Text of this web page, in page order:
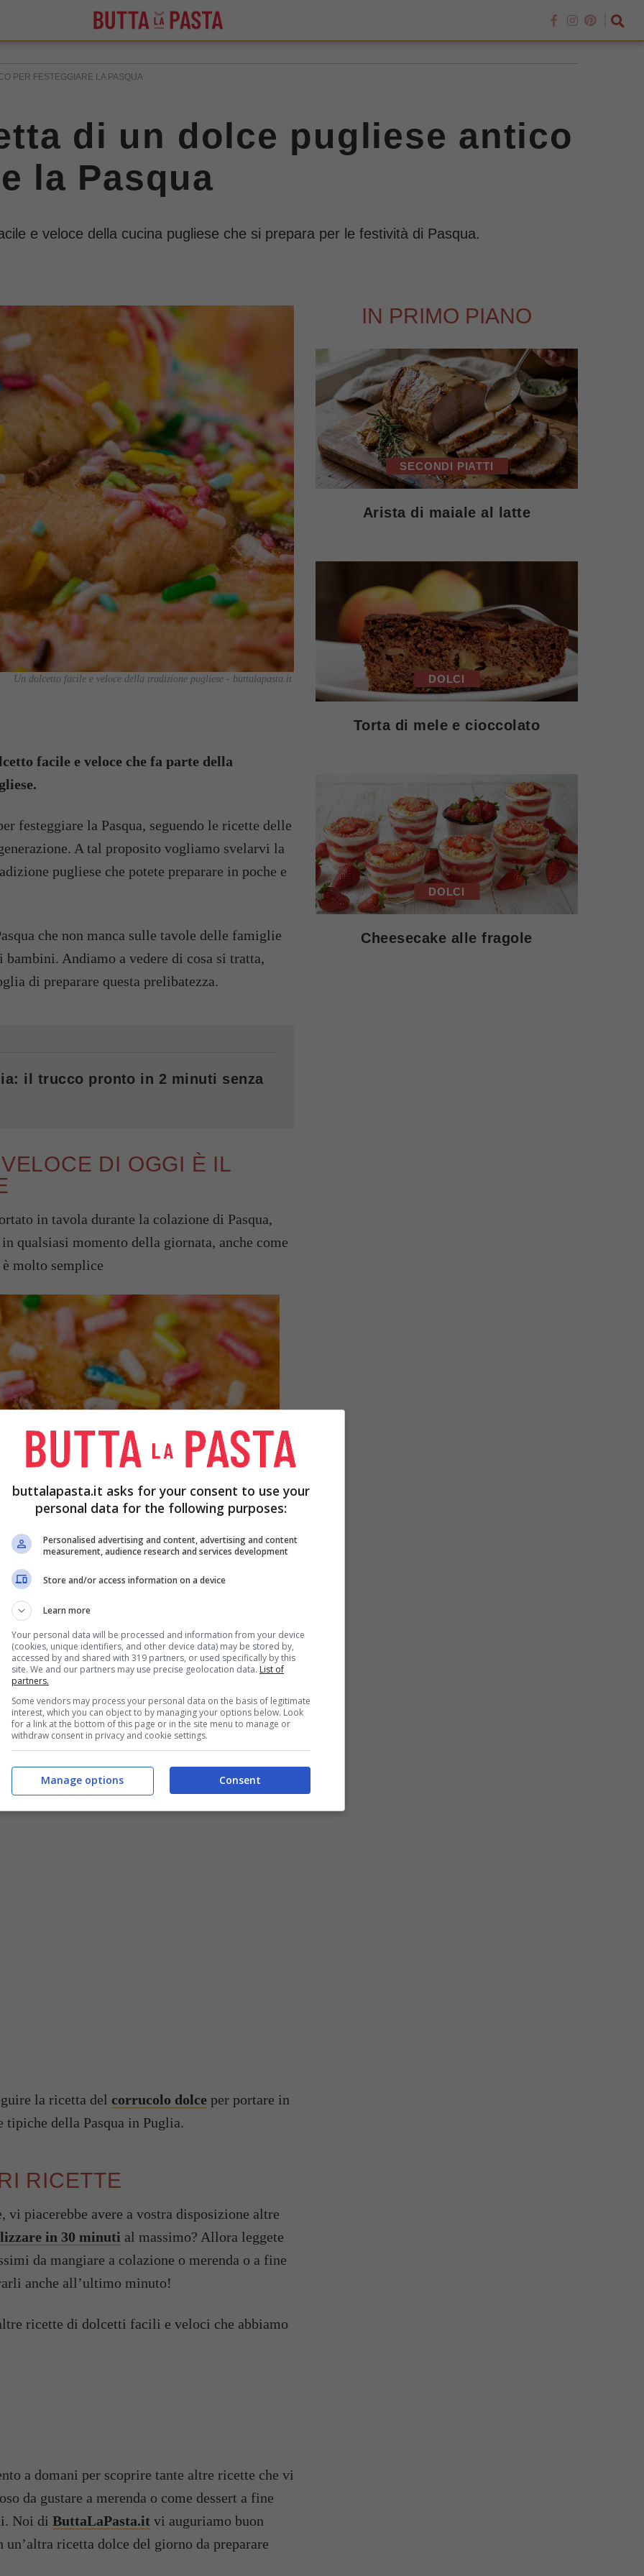
PER FESTEGGIARE LA PASQUA
di un dolce pugliese antico
la Pasqua
e veloce della cucina pugliese che si prepara per le festività di Pasqua.
Un dolcetto facile e veloce della tradizione pugliese - buttalapasta.it
facile e veloce che fa parte della
festeggiare la Pasqua, seguendo le ricette delle
A tal proposito vogliamo svelarvi la
pugliese che potete preparare in poche e
che non manca sulle tavole delle famiglie
Andiamo a vedere di cosa si tratta,
di preparare questa prelibatezza.
il trucco pronto in 2 minuti senza
DI OGGI È IL
in tavola durante la colazione di Pasqua,
qualsiasi momento della giornata, anche come
molto semplice
Il dolcetto facile e veloce di oggi – buttalapasta.it
che probabilmente avete già in casa. Cioè
vediamo per esteso tutta la lista degli
di questi dolci.
PER FARE I
la ricetta del corrucolo dolce per portare in
della Pasqua in Puglia.
RICETTE
vi piacerebbe avere a vostra disposizione altre
in 30 minuti al massimo? Allora leggete
da mangiare a colazione o merenda o a fine
anche all’ultimo minuto!
ricette di dolcetti facili e veloci che abbiamo
a domani per scoprire tante altre ricette che vi
da gustare a merenda o come dessert a fine
Noi di ButtaLaPasta.it vi auguriamo buon
ricetta dolce del giorno da preparare
IN PRIMO PIANO
SECONDI PIATTI
Arista di maiale al latte
DOLCI
Torta di mele e cioccolato
DOLCI
Cheesecake alle fragole
buttalapasta.it asks for your consent to use your
personal data for the following purposes:
Personalised advertising and content, advertising and content
measurement, audience research and services development
Store and/or access information on a device
Learn more
Your personal data will be processed and information from your device
(cookies, unique identifiers, and other device data) may be stored by,
accessed by and shared with 319 partners, or used specifically by this
site. We and our partners may use precise geolocation data. List of
partners.
Some vendors may process your personal data on the basis of legitimate
interest, which you can object to by managing your options below. Look
for a link at the bottom of this page or in the site menu to manage or
withdraw consent in privacy and cookie settings.
Consent
Manage options